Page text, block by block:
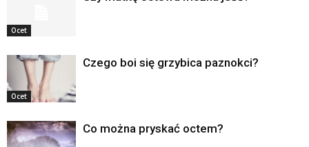
Ocet
Ocet
Czego boi się grzybica paznokci?
Co można pryskać octem?